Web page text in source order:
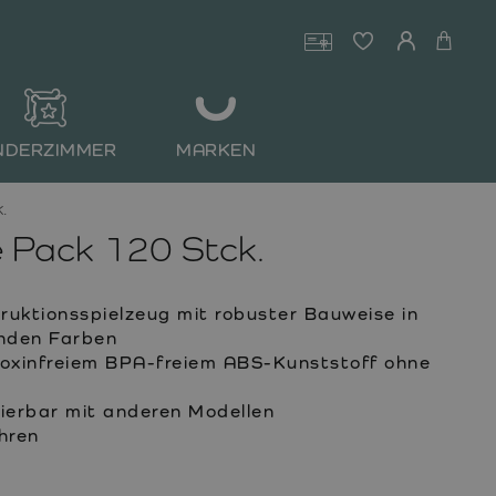
MARKEN
Pack 120 Stck.
mit robuster Bauweise in
Farben
BPA-freiem ABS-Kunststoff ohne
mit anderen Modellen